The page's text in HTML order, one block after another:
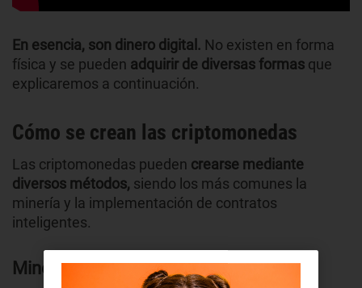
En esencia, son dinero digital. No existen en forma
física y se pueden adquirir de diversas formas que
explicaremos a continuación.
Cómo se crean las criptomonedas
Las criptomonedas pueden crearse mediante
diversos métodos, siendo los más comunes la
minería y la implementación de contratos
inteligentes.
Minería (Proof of Work)